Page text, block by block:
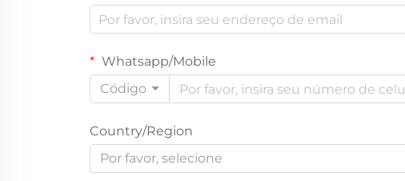
Whatsapp/Mobile
Código
Country/Region
Por favor, selecione